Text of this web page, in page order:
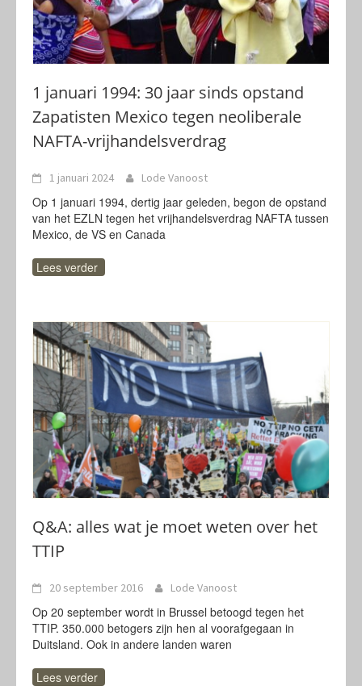
1 januari 1994: 30 jaar sinds opstand
Zapatisten Mexico tegen neoliberale
NAFTA-vrijhandelsverdrag
1 januari 2024 Lode Vanoost
Op 1 januari 1994, dertig jaar geleden, begon de opstand
van het EZLN tegen het vrijhandelsverdrag NAFTA tussen
Mexico, de VS en Canada
Lees verder
Q&A: alles wat je moet weten over het
TTIP
20 september 2016 Lode Vanoost
Op 20 september wordt in Brussel betoogd tegen het
TTIP. 350.000 betogers zijn hen al voorafgegaan in
Duitsland. Ook in andere landen waren
Lees verder